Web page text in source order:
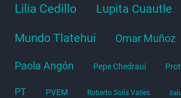
Lilia Cedillo Lupita Cuautle
Mundo Tlatehui Omar Muñoz
Paola Angón Pepe Chedraui
PT PVEM Roberto Solís Valles